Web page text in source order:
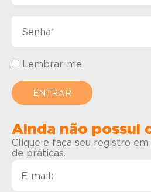
Lembrar-me
Ainda não possui
Clique e faça seu registro em
de práticas.